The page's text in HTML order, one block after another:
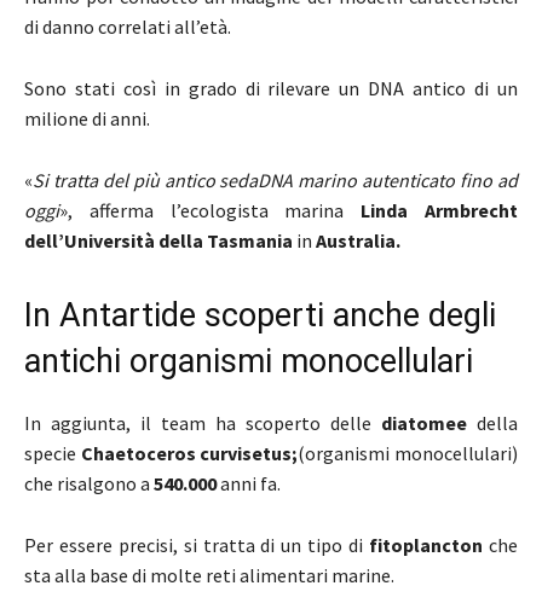
di danno correlati all’età.
Sono stati così in grado di rilevare un DNA antico di un
milione di anni.
«Si tratta del più antico sedaDNA marino autenticato fino ad
oggi», afferma l’ecologista marina Linda Armbrecht
dell’Università della Tasmania in Australia.
In Antartide scoperti anche degli
antichi organismi monocellulari
In aggiunta, il team ha scoperto delle diatomee della
specie Chaetoceros curvisetus;(organismi monocellulari)
che risalgono a 540.000anni fa.
Per essere precisi, si tratta di un tipo di fitoplancton che
sta alla base di molte reti alimentari marine.